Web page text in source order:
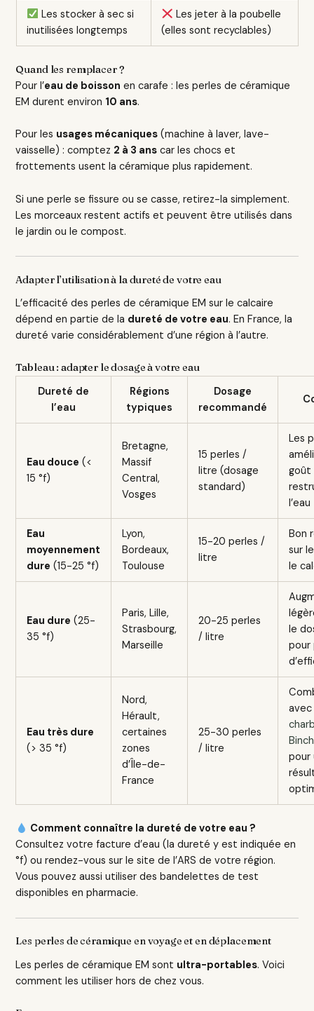
Les stocker à sec si
inutilisées longtemps
Les jeter à la poubelle
(elles sont recyclables)
Quand les remplacer ?
Pour l’eau de boisson en carafe : les perles de céramique
EM durent environ 10 ans.
Pour les usages mécaniques (machine à laver, lave-
vaisselle) : comptez 2 à 3 ans car les chocs et
frottements usent la céramique plus rapidement.
Si une perle se fissure ou se casse, retirez-la simplement.
Les morceaux restent actifs et peuvent être utilisés dans
le jardin ou le compost.
Adapter l’utilisation à la dureté de votre eau
L’efficacité des perles de céramique EM sur le calcaire
dépend en partie de la dureté de votre eau. En France, la
dureté varie considérablement d’une région à l’autre.
Tableau : adapter le dosage à votre eau
Dureté de
l’eau
Régions
typiques
Dosage
recommandé
Eau douce (<
15 °f)
Bretagne,
Massif
Central,
Vosges
15 perles /
litre (dosage
standard)
Les
l’eau
Eau
moyennement
dure (15-25 °f)
Lyon,
Bordeaux,
Toulouse
15-20 perles /
litre
Bon
sur
le
Eau dure (25-
35 °f)
Paris, Lille,
Strasbourg,
Marseille
20-25 perles
/ litre
le
pour
Eau très dure
(> 35 °f)
Nord,
Hérault,
certaines
zones
d’Île-de-
France
25-30 perles
/ litre
avec
pour
Comment connaître la dureté de votre eau ?
Consultez votre facture d’eau (la dureté y est indiquée en
°f) ou rendez-vous sur le site de l’ARS de votre région.
Vous pouvez aussi utiliser des bandelettes de test
disponibles en pharmacie.
Les perles de céramique en voyage et en déplacement
Les perles de céramique EM sont ultra-portables. Voici
comment les utiliser hors de chez vous.